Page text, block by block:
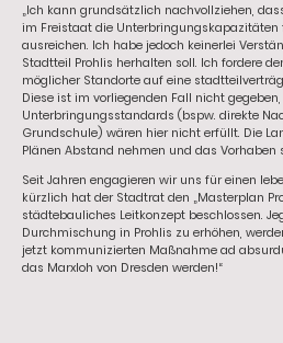
„Ich kann grundsätzlich nachvollziehen,
im Freistaat die
ausreichen. Ich habe jedoch keinerlei
Stadtteil Prohlis herhalten soll. Ich fordere
möglicher Standorte auf eine
Diese ist im vorliegenden Fall nicht
Unterbringungsstandards (bspw. direkte
Grundschule) wären hier nicht erfüllt. Die
Plänen Abstand nehmen und das Vorhaben
Seit Jahren engagieren wir uns für einen
kürzlich hat der Stadtrat den „Masterplan
städtebauliches Leitkonzept beschlossen.
Durchmischung in Prohlis zu erhöhen,
jetzt kommunizierten Maßnahme ad
das Marxloh von Dresden werden!“